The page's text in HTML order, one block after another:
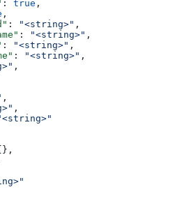
: true ,
,
: "<string>" ,
: "<string>" ,
: "<string>" ,
: "<string>" ,
,
,
,